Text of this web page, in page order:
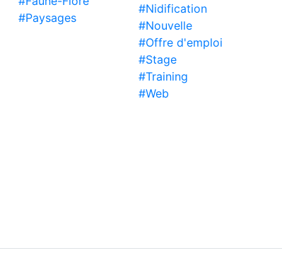
#Paysages
#Nidification
#Nouvelle
#Offre d'emploi
#Stage
#Training
#Web